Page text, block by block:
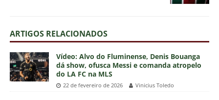
ARTIGOS RELACIONADOS
Vídeo: Alvo do Fluminense, Denis Bouanga
dá show, ofusca Messi e comanda atropelo
do LA FC na MLS
22 de fevereiro de 2026 Vinicius Toledo